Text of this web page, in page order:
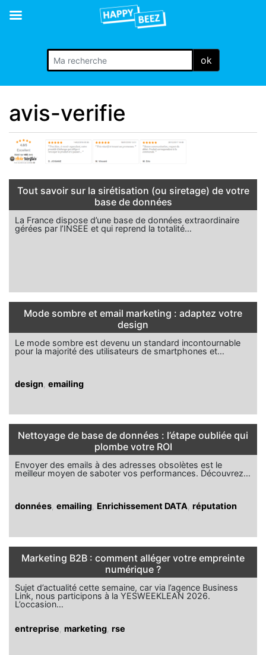
ok
avis-verifie
Tout savoir sur la sirétisation (ou siretage) de votre
base de données
La France dispose d’une base de données extraordinaire
gérées par l’INSEE et qui reprend la totalité…
Mode sombre et email marketing : adaptez votre
design
Le mode sombre est devenu un standard incontournable
pour la majorité des utilisateurs de smartphones et…
design emailing
Nettoyage de base de données : l’étape oubliée qui
plombe votre ROI
Envoyer des emails à des adresses obsolètes est le
meilleur moyen de saboter vos performances. Découvrez…
données emailing Enrichissement DATA réputation
Marketing B2B : comment alléger votre empreinte
numérique ?
Sujet d’actualité cette semaine, car via l’agence Business
Link, nous participons à la YESWEEKLEAN 2026.
L’occasion…
entreprise marketing rse